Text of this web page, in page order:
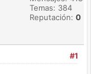
Temas: 384
Reputación: 0
#1